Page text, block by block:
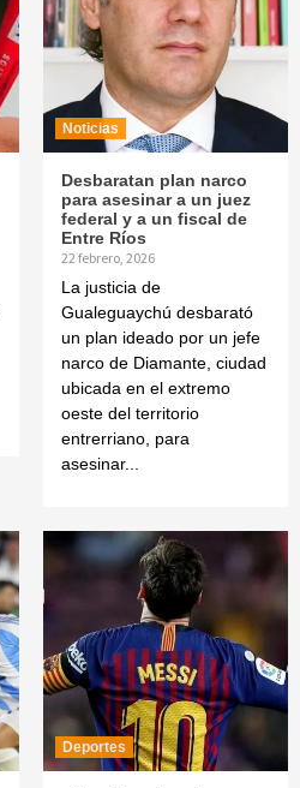
Noticias
Desbaratan plan narco
para asesinar a un juez
federal y a un fiscal de
Entre Ríos
22 febrero, 2026
La justicia de
Gualeguaychú desbarató
un plan ideado por un jefe
narco de Diamante, ciudad
ubicada en el extremo
oeste del territorio
entrerriano, para
asesinar...
Deportes